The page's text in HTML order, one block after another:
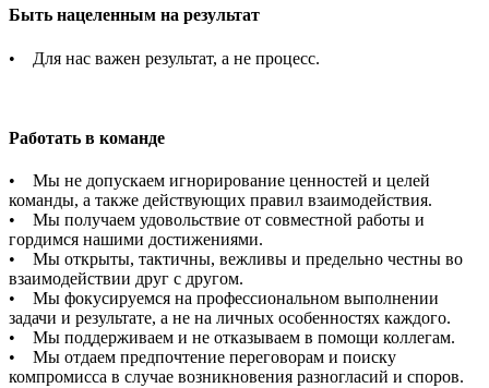
Быть нацеленным на результат
• Для нас важен результат, а не процесс.
Работать в команде
• Мы не допускаем игнорирование ценностей и целей
команды, а также действующих правил взаимодействия.
• Мы получаем удовольствие от совместной работы и
гордимся нашими достижениями.
• Мы открыты, тактичны, вежливы и предельно честны во
взаимодействии друг с другом.
• Мы фокусируемся на профессиональном выполнении
задачи и результате, а не на личных особенностях каждого.
• Мы поддерживаем и не отказываем в помощи коллегам.
• Мы отдаем предпочтение переговорам и поиску
компромисса в случае возникновения разногласий и споров.